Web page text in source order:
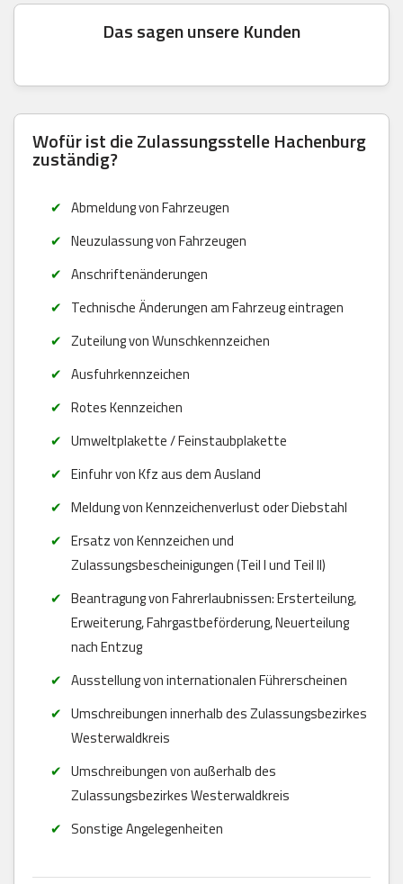
Das sagen unsere Kunden
Wofür ist die Zulassungsstelle Hachenburg
zuständig?
Abmeldung von Fahrzeugen
Neuzulassung von Fahrzeugen
Anschriftenänderungen
Technische Änderungen am Fahrzeug eintragen
Zuteilung von Wunschkennzeichen
Ausfuhrkennzeichen
Rotes Kennzeichen
Umweltplakette / Feinstaubplakette
Einfuhr von Kfz aus dem Ausland
Meldung von Kennzeichenverlust oder Diebstahl
Ersatz von Kennzeichen und
Zulassungsbescheinigungen (Teil I und Teil II)
Beantragung von Fahrerlaubnissen: Ersterteilung,
Erweiterung, Fahrgastbeförderung, Neuerteilung
nach Entzug
Ausstellung von internationalen Führerscheinen
Umschreibungen innerhalb des Zulassungsbezirkes
Westerwaldkreis
Umschreibungen von außerhalb des
Zulassungsbezirkes Westerwaldkreis
Sonstige Angelegenheiten